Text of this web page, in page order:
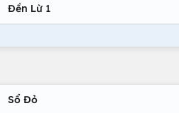
Đền Lừ 1
Sổ Đỏ